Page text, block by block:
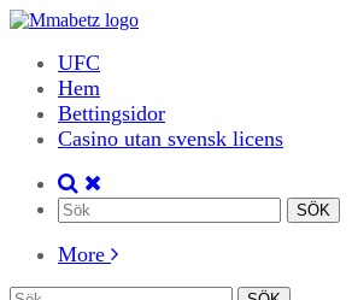
UFC
Hem
Bettingsidor
Casino utan svensk licens
More